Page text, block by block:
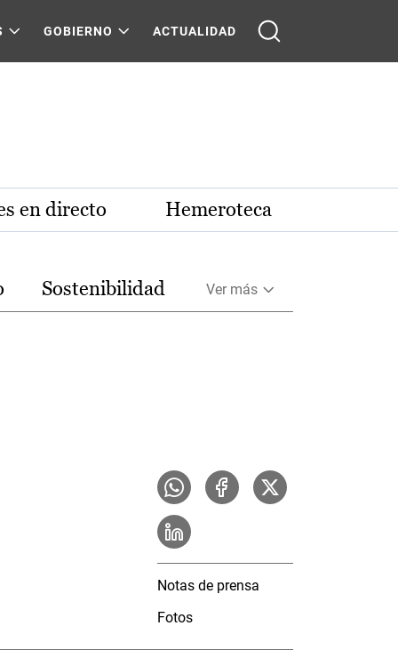
GOBIERNO ACTUALIDAD
en directo Hemeroteca
Sostenibilidad Ver más
Notas de prensa
Fotos